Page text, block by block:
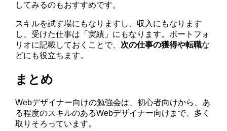
してみるのもおすすめです。
スキルを試す場にもなりますし、収入にもなります
し、受けた仕事は「実績」にもなります。ポートフォ
リオに記載しておくことで、 次の仕事の獲得や転職な
どにも役立ちます。
まとめ
Webデザイナー向けの勉強会は、初心者向けから、あ
る程度のスキルのあるWebデザイナー向けまで、多く
取りそろっています。